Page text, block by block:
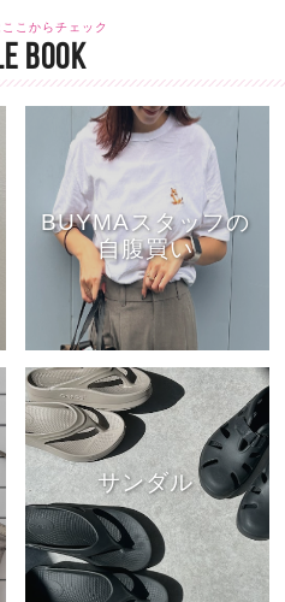
こからチェック
BOOK
BUYMAスタッフの
自腹買い
サンダル